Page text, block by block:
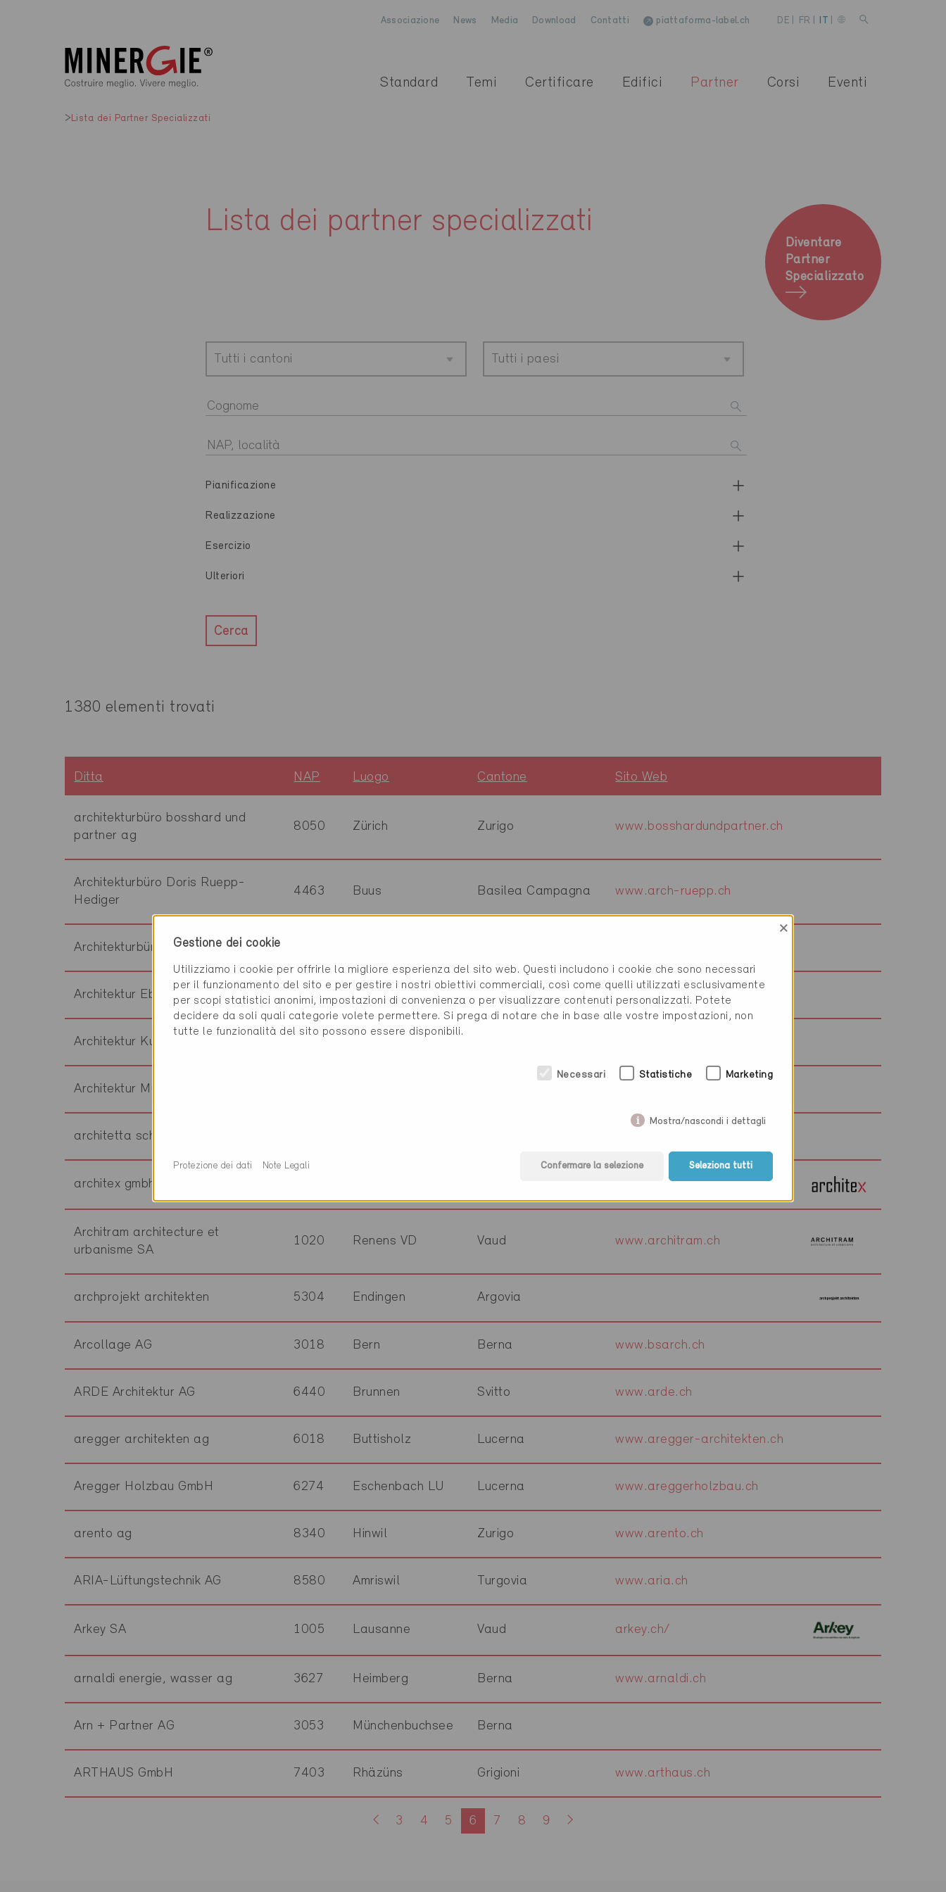
Associazione News Media Download Contatti piattaforma-label.ch DE FR IT
Standard Temi Certificare Edifici Partner Corsi Eventi
Lista dei Partner Specializzati
Lista dei partner specializzati
Diventare
Partner
Specializzato
Tutti i cantoni Tutti i paesi
Pianificazione
Realizzazione
Esercizio
Ulteriori
Cerca
1380 elementi trovati
Ditta NAP Luogo Cantone Sito Web
architekturbüro bosshard und
partner ag
8050 Zürich Zurigo www.bosshardundpartner.ch
Architekturbüro Doris Ruepp-
Hediger
4463 Buus Basilea Campagna www.arch-ruepp.ch
Architekturbüro Heinz Imholz
Architektur Ebert Stoll 8132 Egg Zurigo www.ebertstoll.ch
Architektur Kummer AG
Architektur Mueller GmbH
architetta schiers ag
architex gmbh www.architex.ch
Architram architecture et
urbanisme SA
1020 Renens VD Vaud www.architram.ch
archprojekt architekten 5304 Endingen Argovia
Arcollage AG 3018 Bern Berna www.bsarch.ch
ARDE Architektur AG 6440 Brunnen Svitto www.arde.ch
aregger architekten ag 6018 Buttisholz Lucerna www.aregger-architekten.ch
Aregger Holzbau GmbH 6274 Eschenbach LU Lucerna www.areggerholzbau.ch
arento ag 8340 Hinwil Zurigo www.arento.ch
ARIA-Lüftungstechnik AG 8580 Amriswil Turgovia www.aria.ch
Arkey SA 1005 Lausanne Vaud arkey.ch/
arnaldi energie, wasser ag 3627 Heimberg Berna www.arnaldi.ch
Arn + Partner AG 3053 Münchenbuchsee Berna
ARTHAUS GmbH 7403 Rhäzüns Grigioni www.arthaus.ch
3 4 5 6 7 8 9
Gestione dei cookie
×
Utilizziamo i cookie per offrirle la migliore esperienza del sito web. Questi includono i cookie che sono necessari
per il funzionamento del sito e per gestire i nostri obiettivi commerciali, così come quelli utilizzati esclusivamente
per scopi statistici anonimi, impostazioni di convenienza o per visualizzare contenuti personalizzati. Potete
decidere da soli quali categorie volete permettere. Si prega di notare che in base alle vostre impostazioni, non
tutte le funzionalità del sito possono essere disponibili.
Necessari Statistiche Marketing
Mostra/nascondi i dettagli
Confermare la selezione Seleziona tutti
Protezione dei dati Note Legali